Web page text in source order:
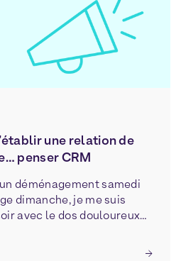
une relation de
penser CRM
déménagement samedi
dimanche, je me suis
avec le dos douloureux…